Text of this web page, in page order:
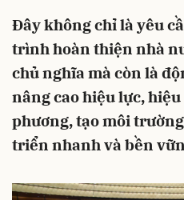
Đây không chỉ là yêu
trình hoàn thiện nhà
chủ nghĩa mà còn là
nâng cao hiệu lực,
phương, tạo môi
triển nhanh và bền